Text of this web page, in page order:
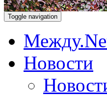
Toggle navigation
Новости